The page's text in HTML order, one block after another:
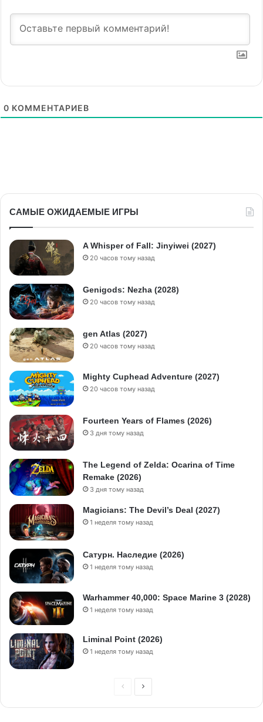
0 КОММЕНТАРИЕВ
САМЫЕ ОЖИДАЕМЫЕ ИГРЫ
A Whisper of Fall: Jinyiwei (2027)
20 часов тому назад
Genigods: Nezha (2028)
20 часов тому назад
gen Atlas (2027)
20 часов тому назад
Mighty Cuphead Adventure (2027)
20 часов тому назад
Fourteen Years of Flames (2026)
3 дня тому назад
The Legend of Zelda: Ocarina of Time
Remake (2026)
3 дня тому назад
Magicians: The Devil’s Deal (2027)
1 неделя тому назад
Сатурн. Наследие (2026)
1 неделя тому назад
Warhammer 40,000: Space Marine 3 (2028)
1 неделя тому назад
Liminal Point (2026)
1 неделя тому назад